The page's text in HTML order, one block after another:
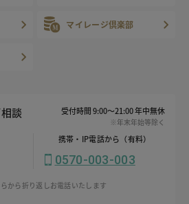
マイレージ倶楽部
談 受付時間 9:00～21:00 年中無休
※年末年始等除く
携帯・IP電話から（有料）
0570-003-003
から折り返しお電話いたします